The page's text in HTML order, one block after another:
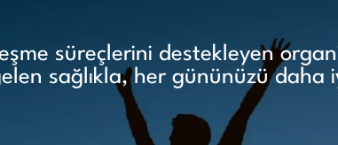
süreçlerini destekleyen
sağlıkla, her gününüzü daha